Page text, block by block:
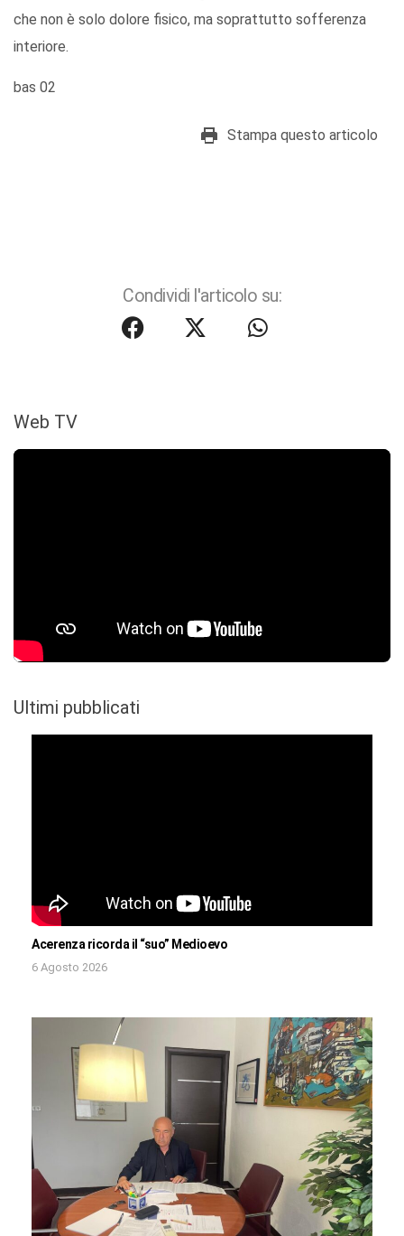
che non è solo dolore fisico, ma soprattutto sofferenza
interiore.
bas 02
Stampa questo articolo
Condividi l'articolo su:
Web TV
Ultimi pubblicati
Acerenza ricorda il “suo” Medioevo
6 Agosto 2026